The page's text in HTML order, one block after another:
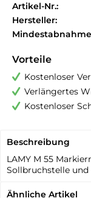
Artikel-Nr.:
Hersteller:
Vorteile
Kostenloser
Verlängertes
Kostenloser
Beschreibung
LAMY M 55
Sollbruchstelle und
Ähnliche Artikel